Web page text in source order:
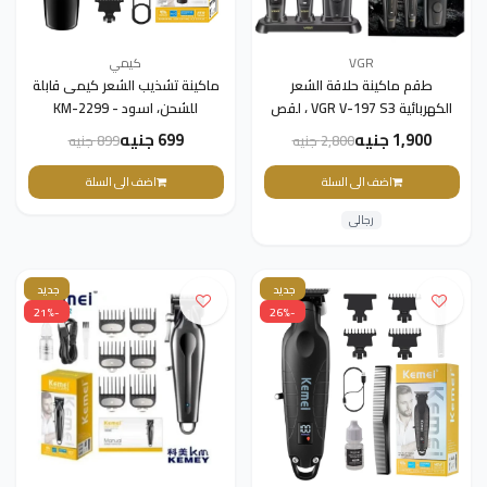
VGR
طقم ماكينة حلاقة الشعر
الكهربائية VGR V-197 S3 ، لقص
الشعر وحلاقته وتشذيب شعر
الجسم، يتضمن قاعدة شحن
وأمشاطًا وأمشاطًا واقية، هدية
رائعة للرجال- أسود
1,900 جنيه 2,800 جنيه
اضف الى السلة
رجالى
كيمي
ماكينة تشذيب الشعر كيمى قابلة
للشحن، اسود - KM-2299
699 جنيه 899 جنيه
اضف الى السلة
جديد
-26%
جديد
-21%